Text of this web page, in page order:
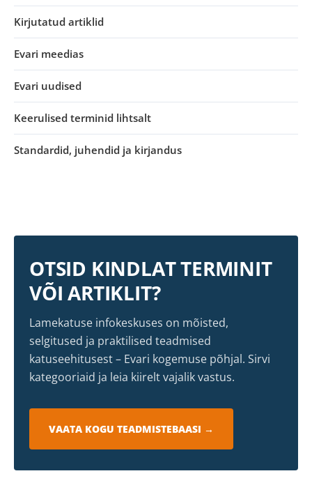
Kirjutatud artiklid
Evari meedias
Evari uudised
Keerulised terminid lihtsalt
Standardid, juhendid ja kirjandus
OTSID KINDLAT TERMINIT
VÕI ARTIKLIT?
Lamekatuse infokeskuses on mõisted,
selgitused ja praktilised teadmised
katuseehitusest – Evari kogemuse põhjal. Sirvi
kategooriaid ja leia kiirelt vajalik vastus.
VAATA KOGU TEADMISTEBAASI →